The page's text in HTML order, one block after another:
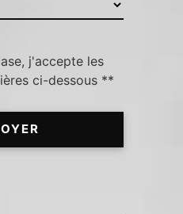
j'accepte les
ci-dessous **